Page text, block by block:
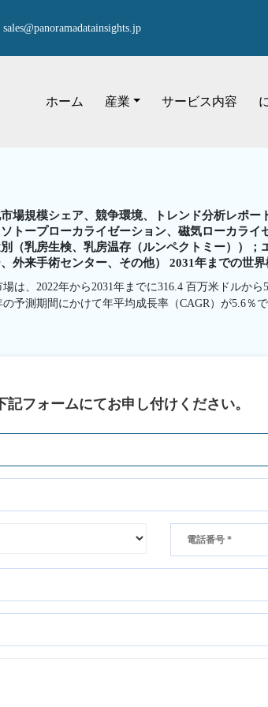
sales@panoramadatainsights.jp
ホーム 産業 サービス内容
場規模シェア、競争環境、トレンド分析レポー
トープローカライゼーション、磁気ローカライ
（乳房生検、乳房温存（ルンペクトミー））；
外来手術センター、その他） 2031年までの世
は、2022年から2031年までに316.4 百万米ドルか
予測期間にかけて年平均成長率（CAGR）が5.6％
記フォームにてお申し付けください。